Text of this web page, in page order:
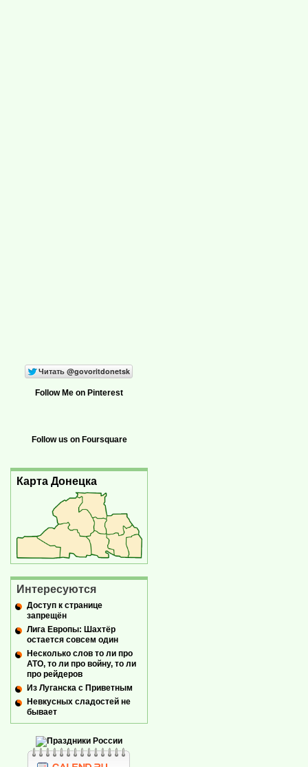
Follow Me on Pinterest
Follow us on Foursquare
Карта Донецка
Интересуются
Доступ к странице
запрещён
Лига Европы: Шахтёр
остается совсем один
Несколько слов то ли про
АТО, то ли про войну, то ли
про рейдеров
Из Луганска с Приветным
Невкусных сладостей не
бывает